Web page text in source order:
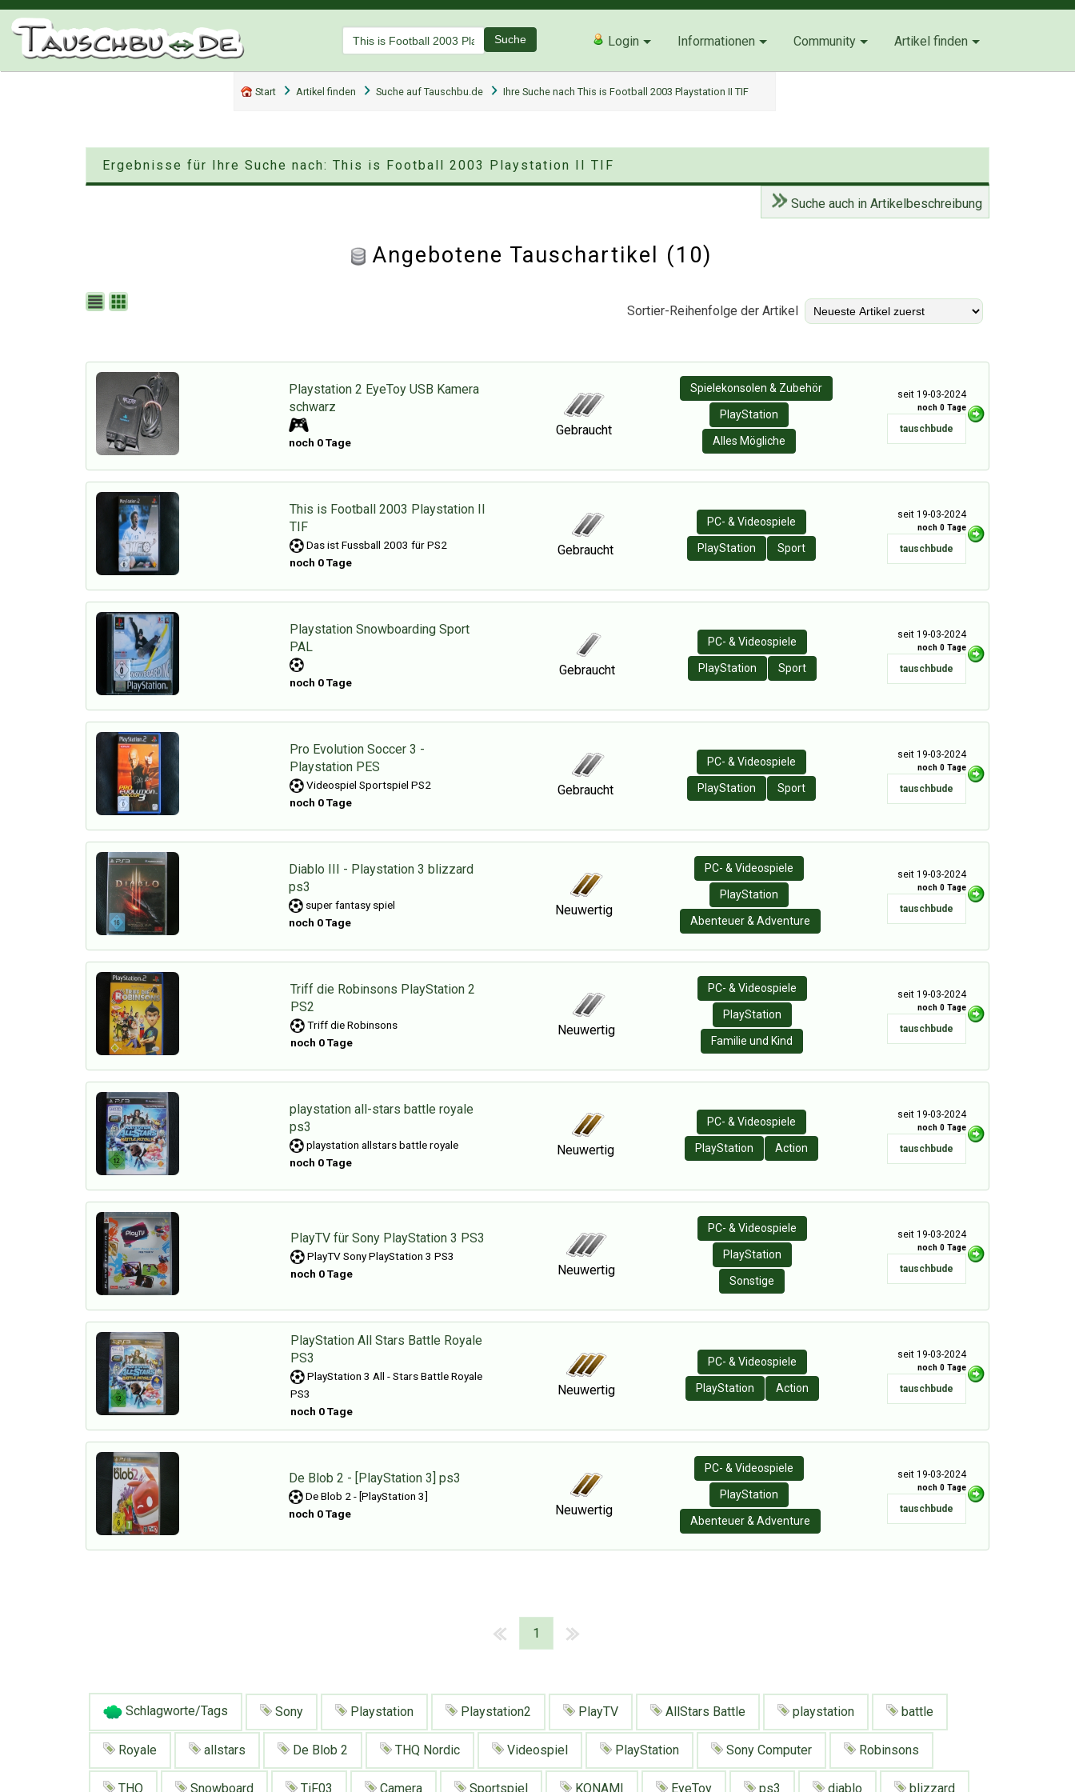
Suche Login Informationen Community Artikel finden
Start Artikel finden Suche auf Tauschbu.de Ihre Suche nach This is Football 2003 Playstation II TIF
Ergebnisse für Ihre Suche nach: This is Football 2003 Playstation II TIF
Suche auch in Artikelbeschreibung
Angebotene Tauschartikel (10)
Sortier-Reihenfolge der Artikel
Playstation 2 EyeToy USB Kamera
schwarz
noch 0 Tage
Gebraucht
Spielekonsolen & Zubehör
PlayStation
Alles Mögliche
seit 19-03-2024
noch 0 Tage
tauschbude
This is Football 2003 Playstation II
TIF
Das ist Fussball 2003 für PS2
noch 0 Tage
Gebraucht
PC- & Videospiele
PlayStation Sport
seit 19-03-2024
noch 0 Tage
tauschbude
Playstation Snowboarding Sport
PAL
noch 0 Tage
Gebraucht
PC- & Videospiele
PlayStation Sport
seit 19-03-2024
noch 0 Tage
tauschbude
Pro Evolution Soccer 3 -
Playstation PES
Videospiel Sportspiel PS2
noch 0 Tage
Gebraucht
PC- & Videospiele
PlayStation Sport
seit 19-03-2024
noch 0 Tage
tauschbude
Diablo III - Playstation 3 blizzard
ps3
super fantasy spiel
noch 0 Tage
Neuwertig
PC- & Videospiele
PlayStation
Abenteuer & Adventure
seit 19-03-2024
noch 0 Tage
tauschbude
Triff die Robinsons PlayStation 2
PS2
Triff die Robinsons
noch 0 Tage
Neuwertig
PC- & Videospiele
PlayStation
Familie und Kind
seit 19-03-2024
noch 0 Tage
tauschbude
playstation all-stars battle royale
ps3
playstation allstars battle royale
noch 0 Tage
Neuwertig
PC- & Videospiele
PlayStation Action
seit 19-03-2024
noch 0 Tage
tauschbude
PlayTV für Sony PlayStation 3 PS3
PlayTV Sony PlayStation 3 PS3
noch 0 Tage
Neuwertig
PC- & Videospiele
PlayStation
Sonstige
seit 19-03-2024
noch 0 Tage
tauschbude
PlayStation All Stars Battle Royale
PS3
PlayStation 3 All - Stars Battle Royale
PS3
noch 0 Tage
Neuwertig
PC- & Videospiele
PlayStation Action
seit 19-03-2024
noch 0 Tage
tauschbude
De Blob 2 - [PlayStation 3] ps3
De Blob 2 - [PlayStation 3]
noch 0 Tage
Neuwertig
PC- & Videospiele
PlayStation
Abenteuer & Adventure
seit 19-03-2024
noch 0 Tage
tauschbude
1
Schlagworte/Tags Sony Playstation Playstation2 PlayTV AllStars Battle playstation battle
Royale allstars De Blob 2 THQ Nordic Videospiel PlayStation Sony Computer Robinsons
THQ Snowboard TiF03 Camera Sportspiel KONAMI EyeToy ps3 diablo blizzard